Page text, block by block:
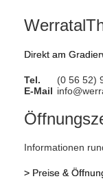
Direkt am
Tel.
(0 56 52)
E-Mail
Informationen
> Preise &